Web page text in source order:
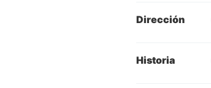
Dirección
Historia